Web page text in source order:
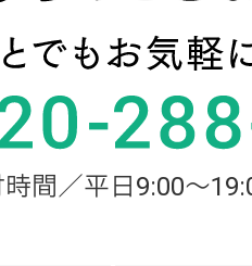
時間／平日9:00～